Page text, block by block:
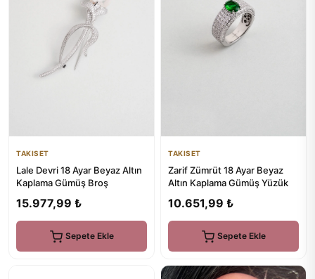
TAKISET
Lale Devri 18 Ayar Beyaz Altın
Kaplama Gümüş Broş
15.977,99 ₺
Sepete Ekle
TAKISET
Zarif Zümrüt 18 Ayar Beyaz
Altın Kaplama Gümüş Yüzük
10.651,99 ₺
Sepete Ekle